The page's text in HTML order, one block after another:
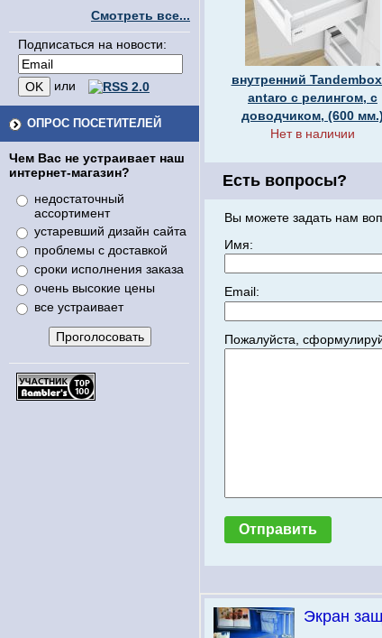
Смотреть все...
Подписаться на новости:
или
ОПРОС ПОСЕТИТЕЛЕЙ
Чем Вас не устраивает наш
интернет-магазин?
недостаточный
ассортимент
устаревший дизайн сайта
проблемы с доставкой
сроки исполнения заказа
очень высокие цены
все устраивает
внутренний
antaro с релингом, с
доводчиком, (600 мм.)
Нет в наличии
Есть вопросы?
Вы можете задать нам
Имя:
Email:
Пожалуйста,
Экран